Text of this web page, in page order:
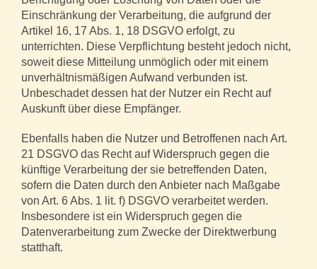
Einschränkung der Verarbeitung, die aufgrund der
Artikel 16, 17 Abs. 1, 18 DSGVO erfolgt, zu
unterrichten. Diese Verpflichtung besteht jedoch nicht,
soweit diese Mitteilung unmöglich oder mit einem
unverhältnismäßigen Aufwand verbunden ist.
Unbeschadet dessen hat der Nutzer ein Recht auf
Auskunft über diese Empfänger.
Ebenfalls haben die Nutzer und Betroffenen nach Art.
21 DSGVO das Recht auf Widerspruch gegen die
künftige Verarbeitung der sie betreffenden Daten,
sofern die Daten durch den Anbieter nach Maßgabe
von Art. 6 Abs. 1 lit. f) DSGVO verarbeitet werden.
Insbesondere ist ein Widerspruch gegen die
Datenverarbeitung zum Zwecke der Direktwerbung
statthaft.